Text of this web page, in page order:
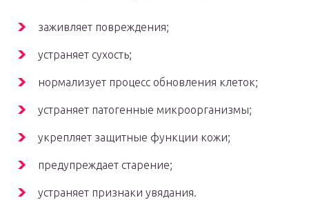
заживляет повреждения;
устраняет сухость;
нормализует процесс обновления клеток;
устраняет патогенные микроорганизмы;
укрепляет защитные функции кожи;
предупреждает старение;
устраняет признаки увядания.